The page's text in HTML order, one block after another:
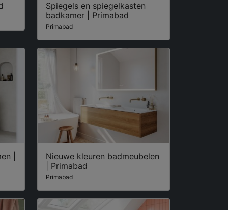
Spiegels en spiegelkasten
badkamer | Primabad
Primabad
|
Nieuwe kleuren badmeubelen
| Primabad
Primabad